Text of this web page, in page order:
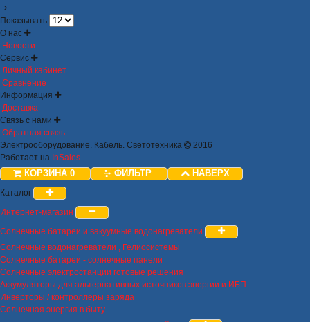
Показывать
О нас
Новости
Сервис
Личный кабинет
Сравнение
Информация
Доставка
Связь с нами
Обратная связь
Электрооборудование. Кабель. Светотехника
2016
Работает на InSales
КОРЗИНА 0 ФИЛЬТР НАВЕРХ
Каталог
Интернет-магазин
Солнечные батареи и вакуумные водонагреватели
Солнечные водонагреватели , Гелиосистемы
Солнечные батареи - солнечные панели
Солнечные электростанции готовые решения
Аккумуляторы для альтернативных источников энергии и ИБП
Инверторы / контроллеры заряда
Солнечная энергия в быту